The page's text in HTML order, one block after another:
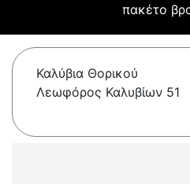
πακέτο
Καλύβια Θορικού
Λεωφόρος Καλυβίων 51